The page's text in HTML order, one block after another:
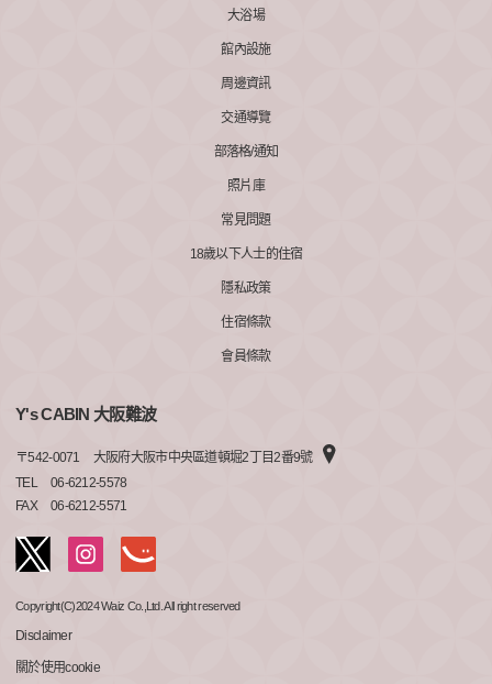
大浴場
館內設施
周邊資訊
交通導覽
部落格/通知
照片庫
常見問題
18歲以下人士的住宿
隱私政策
住宿條款
會員條款
Y's CABIN 大阪難波
〒542-0071
大阪府大阪市中央區道頓堀2丁目2番9號
TEL
06-6212-5578
FAX
06-6212-5571
Copyright(C)2024 Waiz Co.,Ltd. All right reserved
Disclaimer
關於使用cookie